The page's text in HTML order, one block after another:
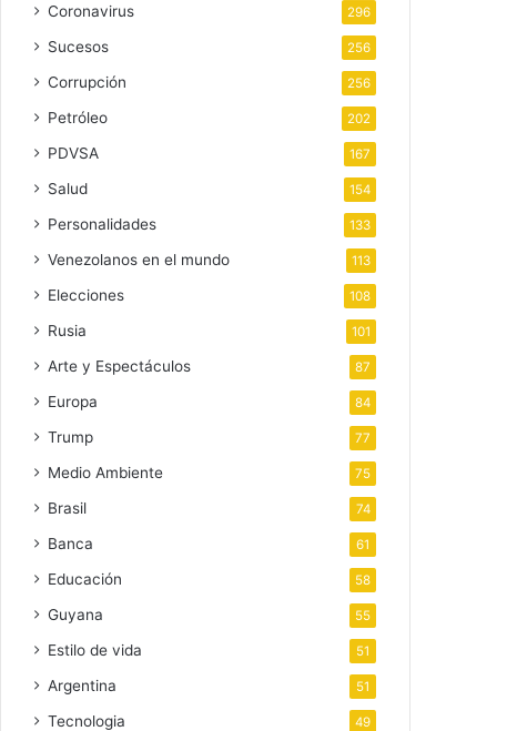
Coronavirus 296
Sucesos 256
Corrupción 256
Petróleo 202
PDVSA 167
Salud 154
Personalidades 133
Venezolanos en el mundo 113
Elecciones 108
Rusia 101
Arte y Espectáculos 87
Europa 84
Trump 77
Medio Ambiente 75
Brasil 74
Banca 61
Educación 58
Guyana 55
Estilo de vida 51
Argentina 51
Tecnologia 49